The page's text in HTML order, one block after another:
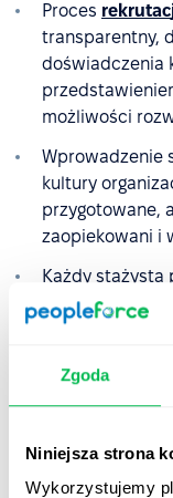
Zgoda
Niniejsza strona
Wykorzystujemy
Proces
transparentny,
doświadczenia
możliwości
Wprowadzenie
kultury
przygotowane,
zaopiekowani i
Każdy stażysta
kontakt z
rozwój,
zdobywanie